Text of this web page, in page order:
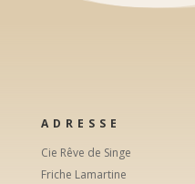
ADRESSE
Cie Rêve de Singe
Friche Lamartine